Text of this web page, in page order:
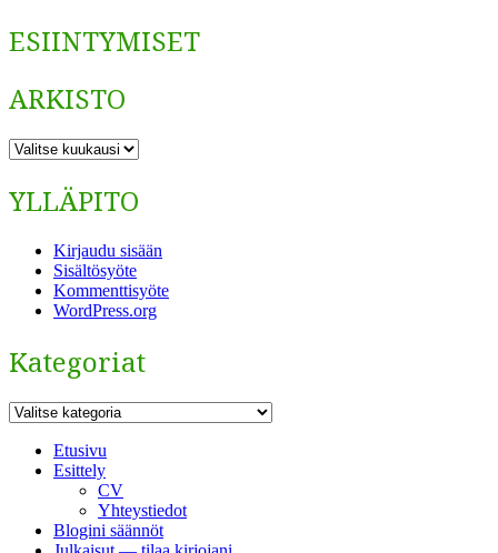
ESIINTYMISET
ARKISTO
ARKISTO
YLLÄPITO
Kirjaudu sisään
Sisältösyöte
Kommenttisyöte
WordPress.org
Kategoriat
Kategoriat
Etusivu
Esittely
CV
Yhteystiedot
Blogini säännöt